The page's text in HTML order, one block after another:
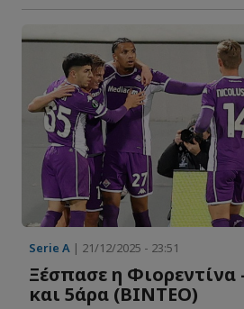
Serie A | 21/12/2025 - 23:51
Ξέσπασε η Φιορεντίνα
και 5άρα (ΒΙΝΤΕΟ)